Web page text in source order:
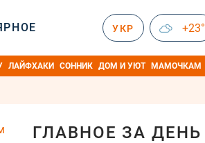
УКР +23°
ЛАЙФХАКИ СОННИК ДОМ И УЮТ МАМОЧКАМ
ГЛАВНОЕ ЗА ДЕНЬ